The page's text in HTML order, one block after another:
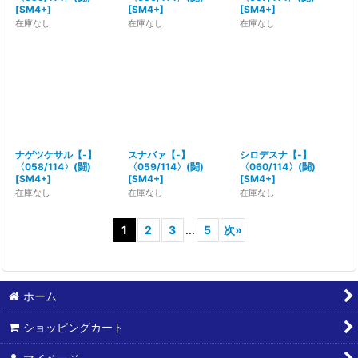
[SM4+]
在庫なし
[SM4+]
在庫なし
[SM4+]
在庫なし
ナゲツケサル【-】
〈058/114〉(闘)
[SM4+]
在庫なし
スナバァ【-】
〈059/114〉(闘)
[SM4+]
在庫なし
シロデスナ【-】
〈060/114〉(闘)
[SM4+]
在庫なし
1 2 3 ... 5 次»
ホーム
ショッピングカート